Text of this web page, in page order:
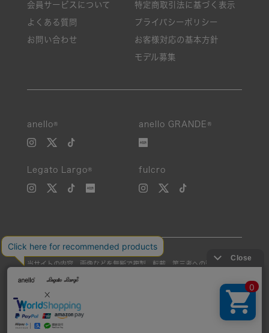
新着
SALE
カラー
性別
会員サービスについて
よくある質問
お問い合わせ
特定商取引法に基づく表示
プライバシーポリシー
お客様対応の基本方針
モデル募集
anello® anello GRANDE®
Legato Largo® fulcro
当サイトの内容、画像などを無断で複製、転載、第三者への譲渡などを
Unauthorized reproduction, duplication, or redistribution of any
images or content from this website is strictly prohibited.